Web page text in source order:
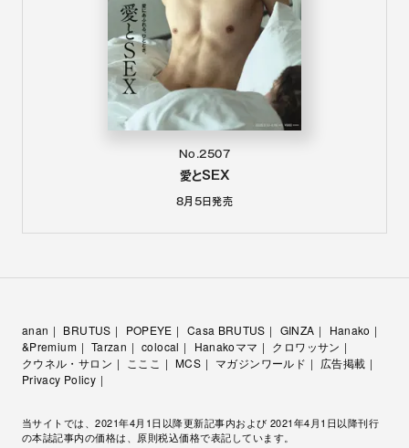
No.2507
愛とSEX
8月5日発売
anan BRUTUS POPEYE Casa BRUTUS GINZA
Hanako
&Premium
Tarzan colocal Hanakoママ
クロワッサン
クウネル・サロン
こここ MCS マガジンワールド
広告掲載
Privacy Policy
当サイトでは、2021年4月1日以降更新記事内および 2021年4月1日以降刊行
の本誌記事内の価格は、原則税込価格で表記しています。